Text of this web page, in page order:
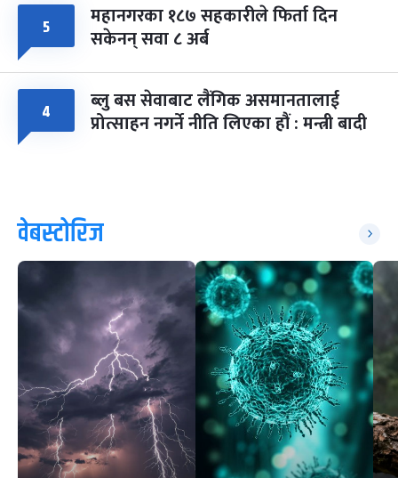
५ महानगरका १८७ सहकारीले फिर्ता दिन
सकेनन् सवा ८ अर्ब
४ ब्लु बस सेवाबाट लैंगिक असमानतालाई
प्रोत्साहन नगर्ने नीति लिएका हौं : मन्त्री बादी
वेबस्टोरिज